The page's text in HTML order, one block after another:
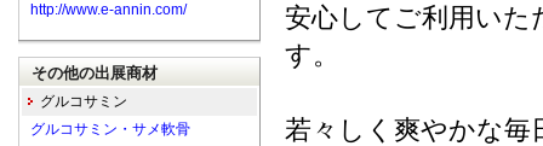
安心してご利用いた
す。
若々しく爽やかな毎
http://www.e-annin.com/
その他の出展商材
グルコサミン
グルコサミン・サメ軟骨